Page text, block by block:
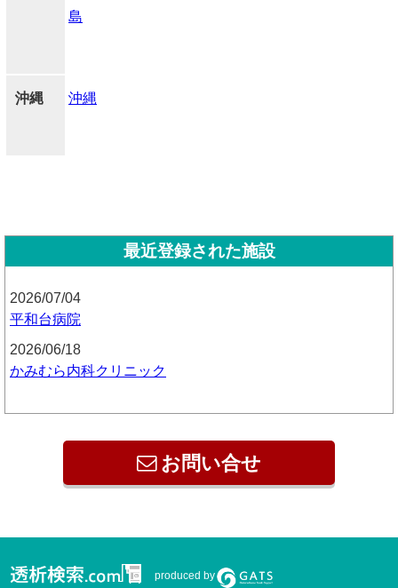
島
沖縄 沖縄
最近登録された施設
2026/07/04
平和台病院
2026/06/18
かみむら内科クリニック
お問い合せ
produced by